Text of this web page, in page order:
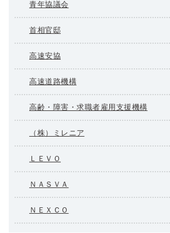
青年協議会
首相官邸
高速安協
高速道路機構
高齢・障害・求職者雇用支援機構
（株）ミレニア
ＬＥＶＯ
ＮＡＳＶＡ
ＮＥＸＣＯ